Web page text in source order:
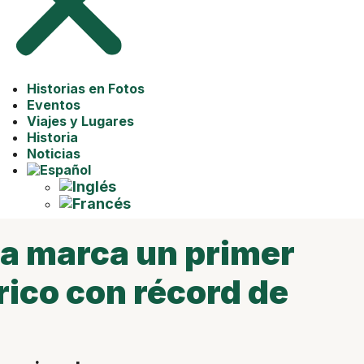
Historias en Fotos
Eventos
Viajes y Lugares
Historia
Noticias
marca un primer
con récord de